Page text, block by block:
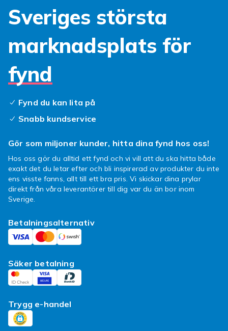
Sveriges största
marknadsplats för
fynd
Fynd du kan lita på
Snabb kundservice
Gör som miljoner kunder, hitta dina fynd hos oss!
Hos oss gör du alltid ett fynd och vi vill att du ska hitta både
exakt det du letar efter och bli inspirerad av produkter du inte
ens visste fanns, allt till ett bra pris. Vi skickar dina prylar
direkt från våra leverantörer till dig var du än bor inom
Sverige.
Betalningsalternativ
Säker betalning
Trygg e-handel